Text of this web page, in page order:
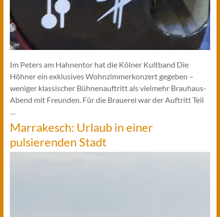
Im Peters am Hahnentor hat die Kölner Kultband Die
Höhner ein exklusives Wohnzimmerkonzert gegeben –
weniger klassischer Bühnenauftritt als vielmehr Brauhaus-
Abend mit Freunden. Für die Brauerei war der Auftritt Teil
…
Marrakesch: Urlaub in einer
pulsierenden Stadt